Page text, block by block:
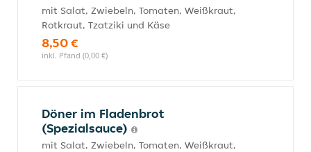
mit Salat, Zwiebeln, Tomaten, Weißkraut,
Rotkraut, Tzatziki und Käse
8,50 €
inkl. Pfand (0,00 €)
Döner im Fladenbrot
(Spezialsauce)
mit Salat, Zwiebeln, Tomaten, Weißkraut,